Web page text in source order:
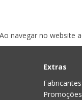
navegar no website
Extras
Fabricantes
Promoções